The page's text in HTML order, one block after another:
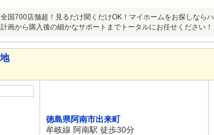
全国700店舗超！見るだけ聞くだけOK！マイホームをお探しなら
計画から購入後の細かなサポートまでトータルにお任せください！
徳島県阿南市出来町
牟岐線 阿南駅 徒歩30分